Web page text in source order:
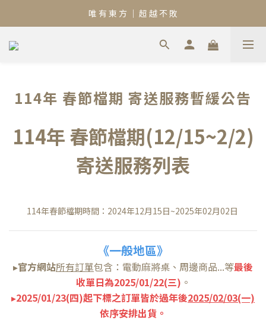
唯 有 東 方 ｜ 超 越 不 敗
114年 春節檔期 寄送服務暫緩公告
114年 春節檔期(12/15~2/2)
寄送服務列表
114年春節檔期時間：2024年12月15日~2025年02月02日
《一般地區》
▸官方網站所有訂單包含：電動麻將桌、周邊商品...等最後
收單日為2025/01/22(三) 。
▸2025/01/23(四)起下標之訂單皆於過年後2025/02/03(一)
依序安排出貨。